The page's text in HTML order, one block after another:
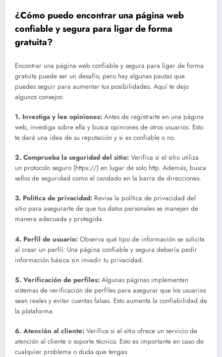
¿Cómo puedo encontrar una página web
confiable y segura para ligar de forma
gratuita?
Encontrar una página web confiable y segura para ligar de forma
gratuita puede ser un desafío, pero hay algunas pautas que
puedes seguir para aumentar tus posibilidades. Aquí te dejo
algunos consejos:
1. Investiga y lee opiniones: Antes de registrarte en una página
web, investiga sobre ella y busca opiniones de otros usuarios. Esto
te dará una idea de su reputación y si es confiable o no.
2. Comprueba la seguridad del sitio: Verifica si el sitio utiliza
un protocolo seguro (https://) en lugar de solo http. Además, busca
sellos de seguridad como el candado en la barra de direcciones.
3. Política de privacidad: Revisa la política de privacidad del
sitio para asegurarte de que tus datos personales se manejen de
manera adecuada y protegida.
4. Perfil de usuario: Observa qué tipo de información se solicita
al crear un perfil. Una página confiable y segura debería pedir
información básica sin invadir tu privacidad.
5. Verificación de perfiles: Algunas páginas implementan
sistemas de verificación de perfiles para asegurar que los usuarios
sean reales y evitar cuentas falsas. Esto aumenta la confiabilidad de
la plataforma.
6. Atención al cliente: Verifica si el sitio ofrece un servicio de
atención al cliente o soporte técnico. Esto es importante en caso de
cualquier problema o duda que tengas.